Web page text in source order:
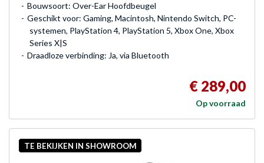
Bouwsoort: Over-Ear Hoofdbeugel
Geschikt voor: Gaming, Macintosh, Nintendo Switch, PC-
systemen, PlayStation 4, PlayStation 5, Xbox One, Xbox
Series X|S
Draadloze verbinding: Ja, via Bluetooth
€ 289,00
Op voorraad
TE BEKIJKEN IN SHOWROOM